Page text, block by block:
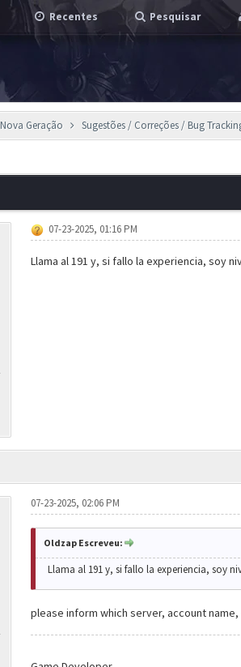
Recentes Pesquisar
Nova Geração Sugestões / Correções / Bug
07-23-2025, 01:16 PM
Llama al 191 y, si fallo la experiencia, soy
07-23-2025, 02:06 PM
Oldzap Escreveu:
Llama al 191 y, si fallo la experiencia, soy
please inform which server, account